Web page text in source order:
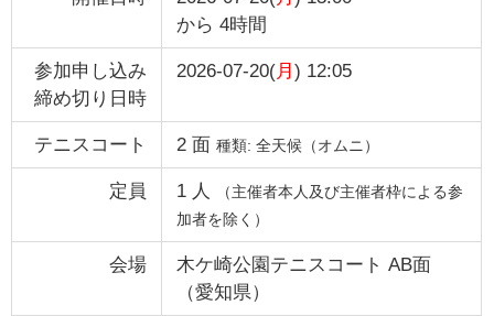
から 4時間
参加申し込み
締め切り日時
2026-07-20(月 ) 12:05
テニスコート 2面 種類: 全天候（オムニ）
定員 1 人
（主催者本人及び主催者枠による参
加者を除く）
会場
木ケ崎公園テニスコート AB面
（愛知県）